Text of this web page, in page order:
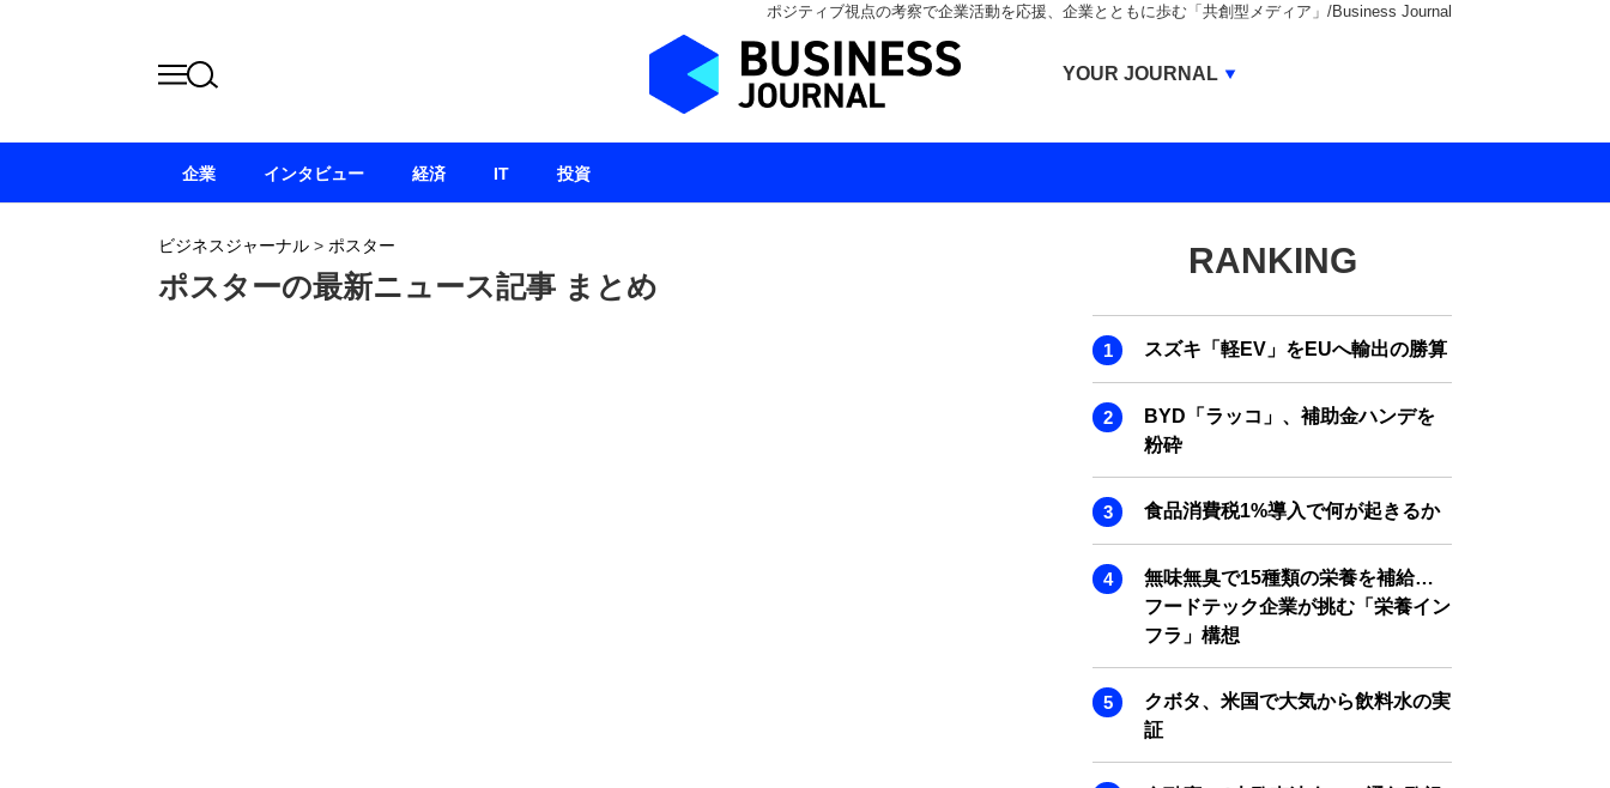
ポジティブ視点の考察で企業活動を応援、企業とともに歩む「共創型メディア」/Business Journal
ビジネスジャーナル > ポスター
ポスターの最新ニュース記事 まとめ
RANKING
スズキ「軽EV」をEUへ輸出の勝算
BYD「ラッコ」、補助金ハンデを
粉砕
食品消費税1%導入で何が起きるか
無味無臭で15種類の栄養を補給…
フードテック企業が挑む「栄養イン
フラ」構想
クボタ、米国で大気から飲料水の実
証
企業 インタビュー 経済 IT 投資
YOUR JOURNAL
BUSINESS JOURNAL
IVS JOURNAL
ENERGY MANAGEMENT JOURNAL
INBOUND JOURNAL
LIFE ENDING JOURNAL
AI JOURNAL
REAL ESTATE BROKERAGE JOURNAL
SMART MARKETING JOURNAL
BPaaS JOURNAL
ADOPTABLE DOG JOURNAL